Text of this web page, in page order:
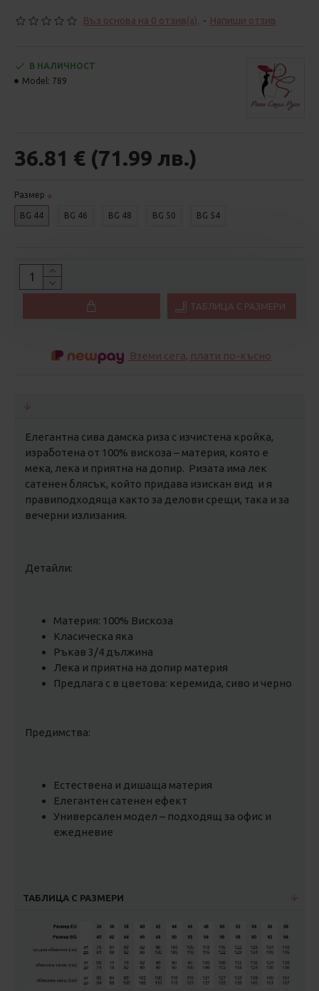
Въз основа на 0 отзив(а). - Напиши отзив
36.81 € (71.99 лв.)
В НАЛИЧНОСТ
Model: 789
Размер
BG 44 BG 46 BG 48 BG 50 BG 54
ТАБЛИЦА С РАЗМЕРИ
Вземи сега, плати по-късно
Елегантна сива дамска риза с изчистена кройка,
изработена от 100% вискоза – материя, която е
мека, лека и приятна на допир. Ризата има лек
сатенен блясък, който придава изискан вид и я
правиподходяща както за делови срещи, така и за
вечерни излизания.
Детайли:
Материя: 100% Вискоза
Класическа яка
Ръкав 3/4 дължина
Лека и приятна на допир материя
Предлага с в цветова: керемида, сиво и черно
Предимства:
Естествена и дишаща материя
Елегантен сатенен ефект
Универсален модел – подходящ за офис и
ежедневие
ТАБЛИЦА С РАЗМЕРИ